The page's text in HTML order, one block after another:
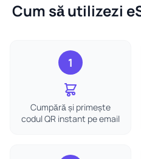
Cum să utilizezi
1
Cumpără și primește
codul QR instant pe email